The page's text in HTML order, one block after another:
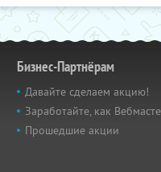
Бизнес-Партнёрам
Давайте сделаем акцию!
Заработайте, как
Прошедшие акции